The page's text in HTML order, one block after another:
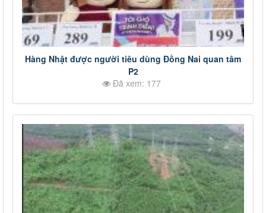
Hàng Nhật được người tiêu dùng Đồng Nai quan tâm
P2
Đã xem: 177